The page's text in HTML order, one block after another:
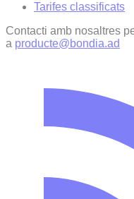
Tarifes classificats
Contacti amb nosaltres
a producte@bondia.ad